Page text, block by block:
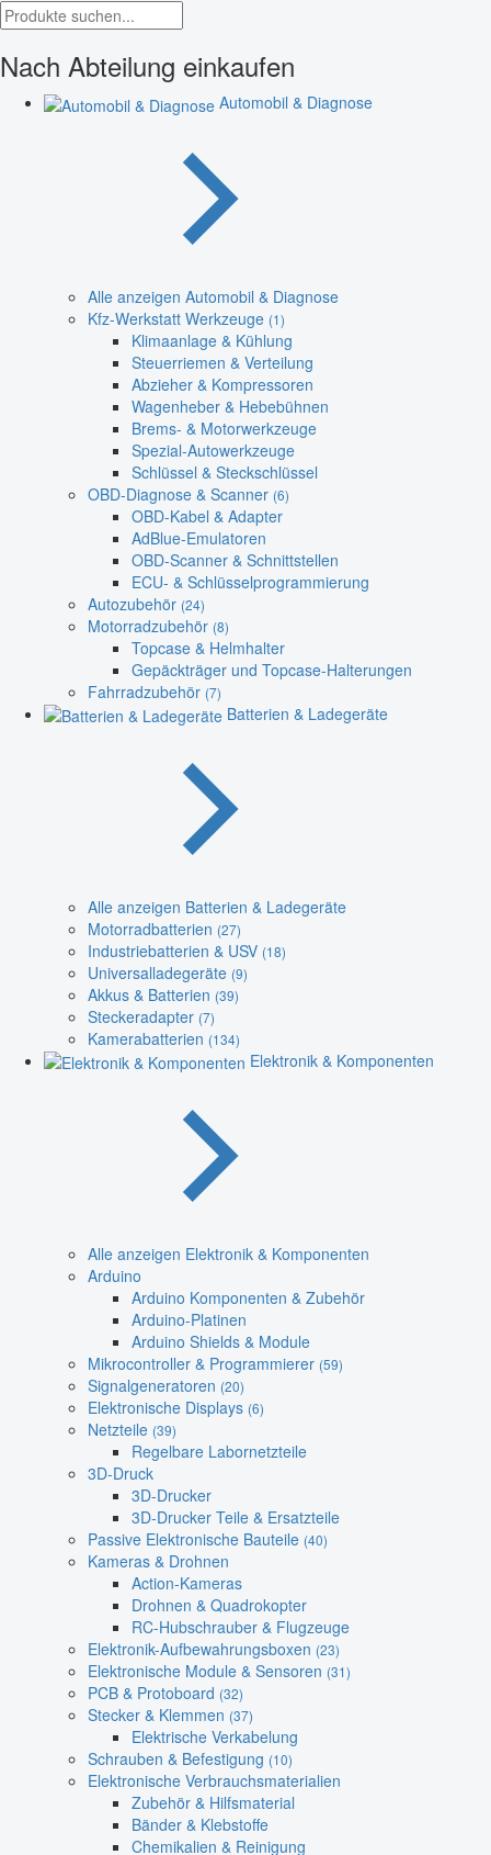
Nach Abteilung einkaufen
Automobil & Diagnose
Alle anzeigen Automobil & Diagnose
Kfz-Werkstatt Werkzeuge (1)
Klimaanlage & Kühlung
Steuerriemen & Verteilung
Abzieher & Kompressoren
Wagenheber & Hebebühnen
Brems- & Motorwerkzeuge
Spezial-Autowerkzeuge
Schlüssel & Steckschlüssel
OBD-Diagnose & Scanner (6)
OBD-Kabel & Adapter
AdBlue-Emulatoren
OBD-Scanner & Schnittstellen
ECU- & Schlüsselprogrammierung
Autozubehör (24)
Motorradzubehör (8)
Topcase & Helmhalter
Gepäckträger und Topcase-Halterungen
Fahrradzubehör (7)
Batterien & Ladegeräte
Alle anzeigen Batterien & Ladegeräte
Motorradbatterien (27)
Industriebatterien & USV (18)
Universalladegeräte (9)
Akkus & Batterien (39)
Steckeradapter (7)
Kamerabatterien (134)
Elektronik & Komponenten
Alle anzeigen Elektronik & Komponenten
Arduino
Arduino Komponenten & Zubehör
Arduino-Platinen
Arduino Shields & Module
Mikrocontroller & Programmierer (59)
Signalgeneratoren (20)
Elektronische Displays (6)
Netzteile (39)
Regelbare Labornetzteile
3D-Druck
3D-Drucker
3D-Drucker Teile & Ersatzteile
Passive Elektronische Bauteile (40)
Kameras & Drohnen
Action-Kameras
Drohnen & Quadrokopter
RC-Hubschrauber & Flugzeuge
Elektronik-Aufbewahrungsboxen (23)
Elektronische Module & Sensoren (31)
PCB & Protoboard (32)
Stecker & Klemmen (37)
Elektrische Verkabelung
Schrauben & Befestigung (10)
Elektronische Verbrauchsmaterialien
Zubehör & Hilfsmaterial
Bänder & Klebstoffe
Chemikalien & Reinigung